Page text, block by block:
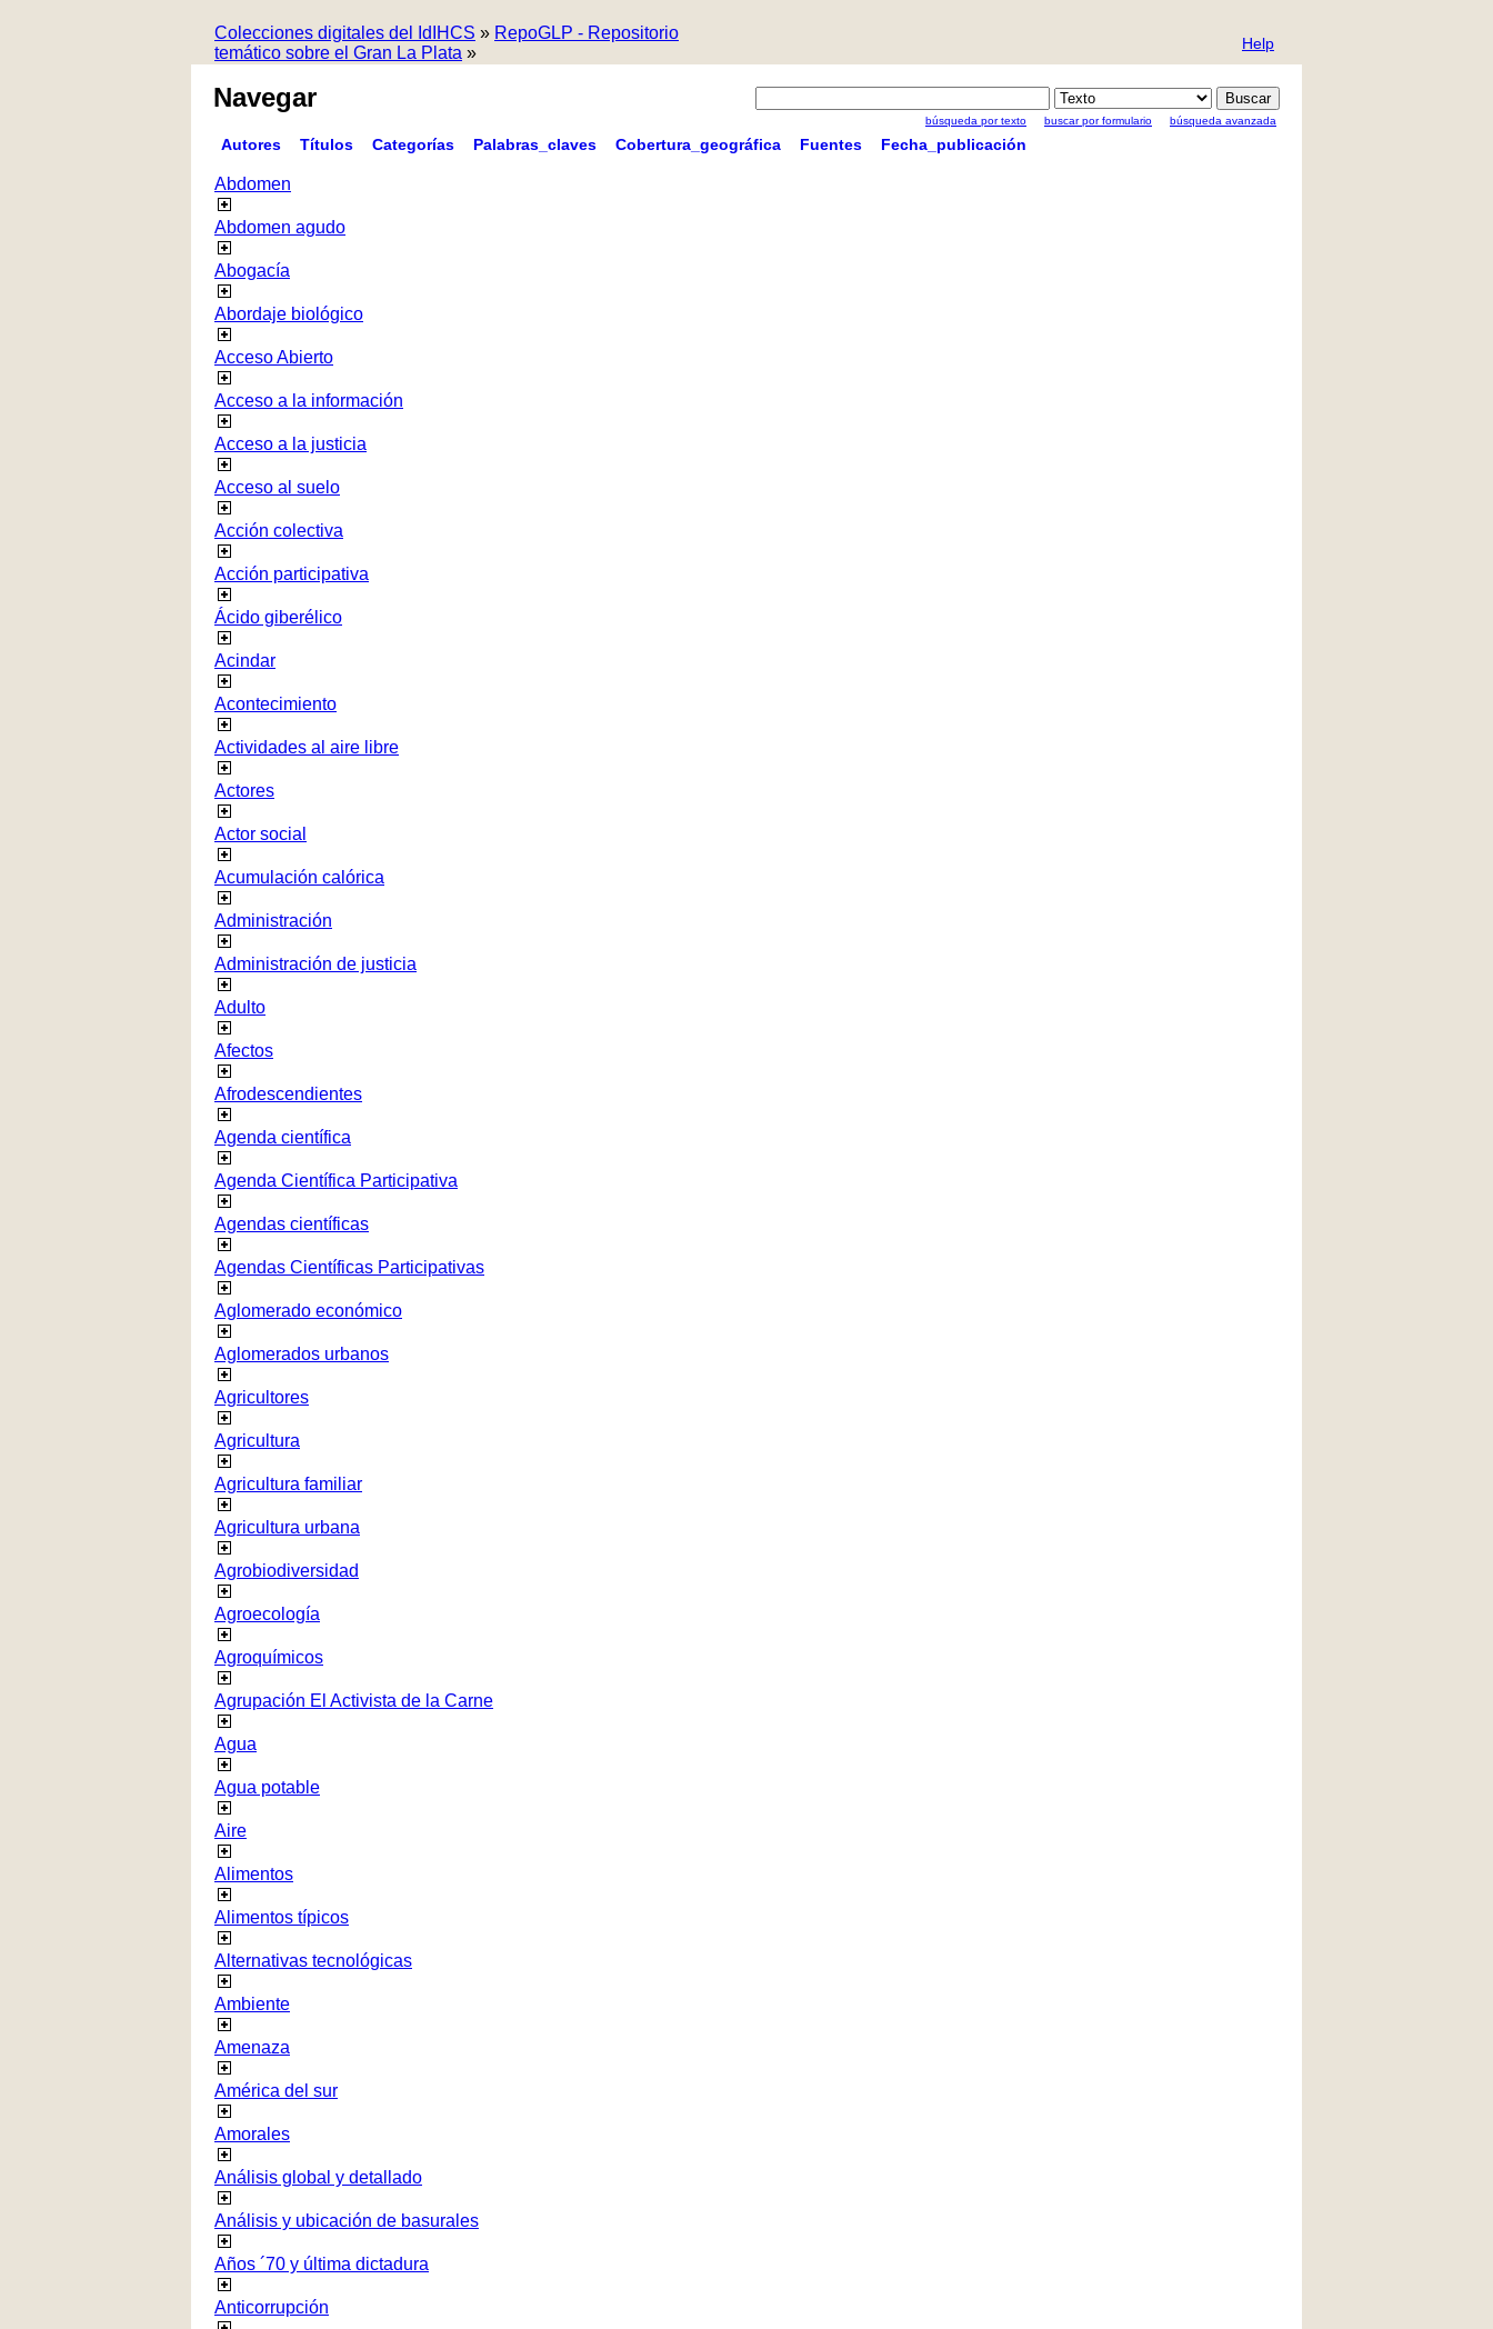
Colecciones digitales del IdIHCS » RepoGLP - Repositorio
temático sobre el Gran La Plata » Help
Navegar
búsqueda por texto buscar por formulario búsqueda avanzada
Autores Títulos Categorías Palabras_claves Cobertura_geográfica Fuentes Fecha_publicación
Abdomen
Abdomen agudo
Abogacía
Abordaje biológico
Acceso Abierto
Acceso a la información
Acceso a la justicia
Acceso al suelo
Acción colectiva
Acción participativa
Ácido giberélico
Acindar
Acontecimiento
Actividades al aire libre
Actores
Actor social
Acumulación calórica
Administración
Administración de justicia
Adulto
Afectos
Afrodescendientes
Agenda científica
Agenda Científica Participativa
Agendas científicas
Agendas Científicas Participativas
Aglomerado económico
Aglomerados urbanos
Agricultores
Agricultura
Agricultura familiar
Agricultura urbana
Agrobiodiversidad
Agroecología
Agroquímicos
Agrupación El Activista de la Carne
Agua
Agua potable
Aire
Alimentos
Alimentos típicos
Alternativas tecnológicas
Ambiente
Amenaza
América del sur
Amorales
Análisis global y detallado
Análisis y ubicación de basurales
Años ´70 y última dictadura
Anticorrupción